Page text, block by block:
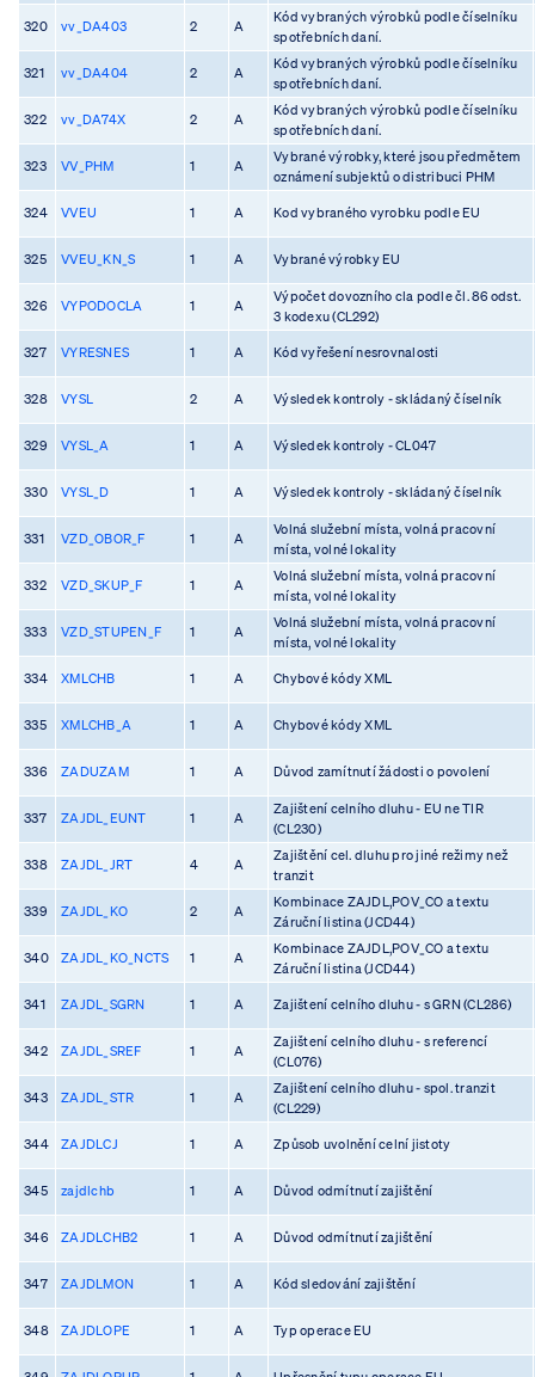
320 vv_DA403 2 A
Kód vybraných výrobků podle číselníku
spotřebních daní.
321 vv_DA404 2 A
Kód vybraných výrobků podle číselníku
spotřebních daní.
322 vv_DA74X 2 A
Kód vybraných výrobků podle číselníku
spotřebních daní.
323 VV_PHM 1 A
Vybrané výrobky, které jsou předmětem
oznámení subjektů o distribuci PHM
324 VVEU 1 A Kod vybraného vyrobku podle EU
325 VVEU_KN_S 1 A Vybrané výrobky EU
326 VYPODOCLA 1 A
Výpočet dovozního cla podle čl. 86 odst.
3 kodexu (CL292)
327 VYRESNES 1 A Kód vyřešení nesrovnalosti
328 VYSL 2 A Výsledek kontroly - skládaný číselník
329 VYSL_A 1 A Výsledek kontroly - CL047
330 VYSL_D 1 A Výsledek kontroly - skládaný číselník
331 VZD_OBOR_F 1 A
Volná služební místa, volná pracovní
místa, volné lokality
332 VZD_SKUP_F 1 A
Volná služební místa, volná pracovní
místa, volné lokality
333 VZD_STUPEN_F 1 A
Volná služební místa, volná pracovní
místa, volné lokality
334 XMLCHB 1 A Chybové kódy XML
335 XMLCHB_A 1 A Chybové kódy XML
336 ZADUZAM 1 A Důvod zamítnutí žádosti o povolení
337 ZAJDL_EUNT 1 A
Zajištení celního dluhu - EU ne TIR
(CL230)
338 ZAJDL_JRT 4 A
Zajištění cel. dluhu pro jiné režimy než
tranzit
339 ZAJDL_KO 2 A
Kombinace ZAJDL,POV_CO a textu
Záruční listina (JCD44)
340 ZAJDL_KO_NCTS 1 A
Kombinace ZAJDL,POV_CO a textu
Záruční listina (JCD44)
341 ZAJDL_SGRN 1 A Zajištení celního dluhu - s GRN (CL286)
342 ZAJDL_SREF 1 A
Zajištení celního dluhu - s referencí
(CL076)
343 ZAJDL_STR 1 A
Zajištení celního dluhu - spol. tranzit
(CL229)
344 ZAJDLCJ 1 A Způsob uvolnění celní jistoty
345 zajdlchb 1 A Důvod odmítnutí zajištění
346 ZAJDLCHB2 1 A Důvod odmítnutí zajištění
347 ZAJDLMON 1 A Kód sledování zajištění
348 ZAJDLOPE 1 A Typ operace EU